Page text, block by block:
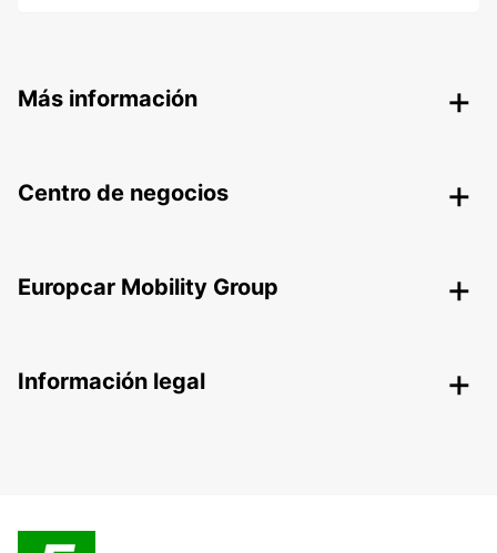
Más información
Centro de negocios
Europcar Mobility Group
Información legal